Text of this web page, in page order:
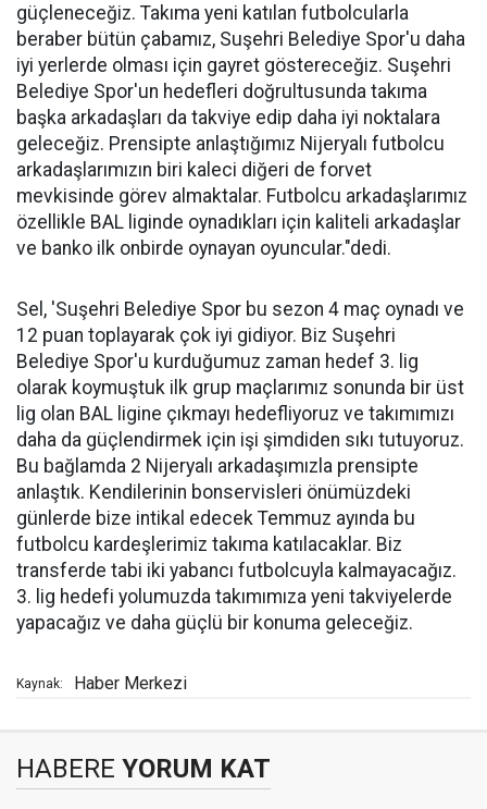
güçleneceğiz. Takıma yeni katılan futbolcularla
beraber bütün çabamız, Suşehri Belediye Spor'u daha
iyi yerlerde olması için gayret göstereceğiz. Suşehri
Belediye Spor'un hedefleri doğrultusunda takıma
başka arkadaşları da takviye edip daha iyi noktalara
geleceğiz. Prensipte anlaştığımız Nijeryalı futbolcu
arkadaşlarımızın biri kaleci diğeri de forvet
mevkisinde görev almaktalar. Futbolcu arkadaşlarımız
özellikle BAL liginde oynadıkları için kaliteli arkadaşlar
ve banko ilk onbirde oynayan oyuncular."dedi.
Sel, 'Suşehri Belediye Spor bu sezon 4 maç oynadı ve
12 puan toplayarak çok iyi gidiyor. Biz Suşehri
Belediye Spor'u kurduğumuz zaman hedef 3. lig
olarak koymuştuk ilk grup maçlarımız sonunda bir üst
lig olan BAL ligine çıkmayı hedefliyoruz ve takımımızı
daha da güçlendirmek için işi şimdiden sıkı tutuyoruz.
Bu bağlamda 2 Nijeryalı arkadaşımızla prensipte
anlaştık. Kendilerinin bonservisleri önümüzdeki
günlerde bize intikal edecek Temmuz ayında bu
futbolcu kardeşlerimiz takıma katılacaklar. Biz
transferde tabi iki yabancı futbolcuyla kalmayacağız.
3. lig hedefi yolumuzda takımımıza yeni takviyelerde
yapacağız ve daha güçlü bir konuma geleceğiz.
Kaynak: Haber Merkezi
HABERE YORUM KAT